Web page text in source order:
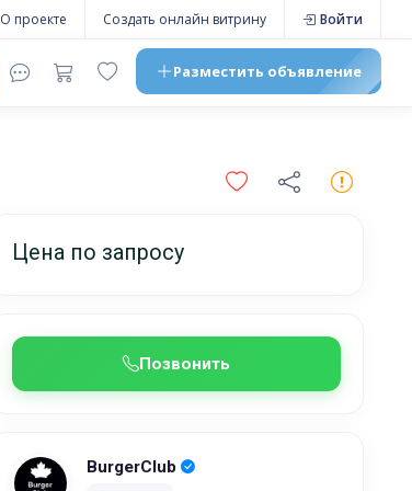
О проекте Создать онлайн витрину Войти
Разместить объявление
Цена по запросу
Позвонить
BurgerClub